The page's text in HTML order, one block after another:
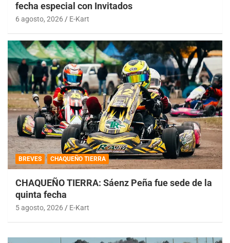
fecha especial con Invitados
6 agosto, 2026 E-Kart
BREVES CHAQUEÑO TIERRA
CHAQUEÑO TIERRA: Sáenz Peña fue sede de la
quinta fecha
5 agosto, 2026 E-Kart